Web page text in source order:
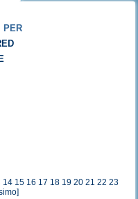
per
14 15 16 17 18 19 20 21 22 23